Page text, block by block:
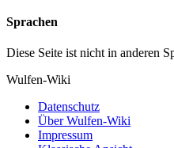
Sprachen
Diese Seite ist nicht in anderen
Wulfen-Wiki
Datenschutz
Über Wulfen-Wiki
Impressum